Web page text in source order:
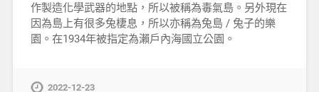
作製造化學武器的地點，所以被稱為毒氣島。另外現在
因為島上有很多兔棲息，所以亦稱為兔島 / 兔子的樂
園。在1934年被指定為瀨戶內海國立公園。
2022-12-23